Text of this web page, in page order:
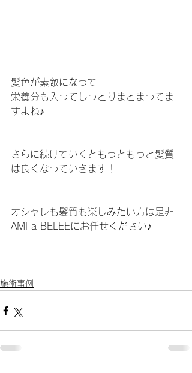
髪色が素敵になって
栄養分も入ってしっとりまとまってま
すよね♪
さらに続けていくともっともっと髪質
は良くなっていきます！
オシャレも髪質も楽しみたい方は是非
AMI a BELEEにお任せください♪
施術事例